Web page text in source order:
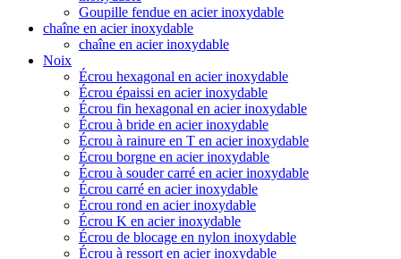
Goupille fendue en acier inoxydable
chaîne en acier inoxydable
chaîne en acier inoxydable
Noix
Écrou hexagonal en acier inoxydable
Écrou épaissi en acier inoxydable
Écrou fin hexagonal en acier inoxydable
Écrou à bride en acier inoxydable
Écrou à rainure en T en acier inoxydable
Écrou borgne en acier inoxydable
Écrou à souder carré en acier inoxydable
Écrou carré en acier inoxydable
Écrou rond en acier inoxydable
Écrou K en acier inoxydable
Écrou de blocage en nylon inoxydable
Écrou à ressort en acier inoxydable